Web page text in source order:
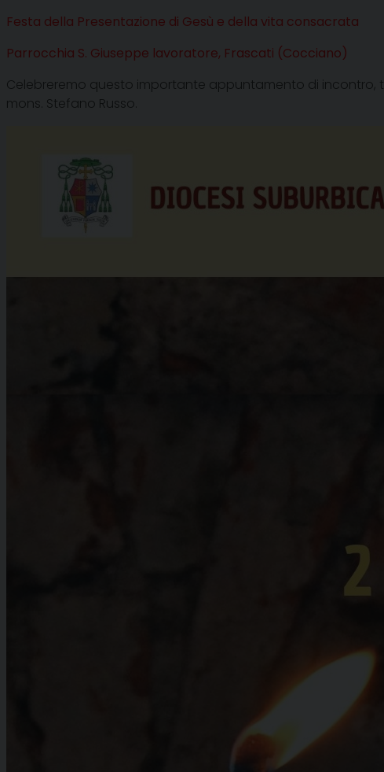
Festa della Presentazione di Gesù e della vita consacrata
Parrocchia S. Giuseppe lavoratore, Frascati (Cocciano)
Celebreremo questo importante appuntamento di incontro,
mons. Stefano Russo.